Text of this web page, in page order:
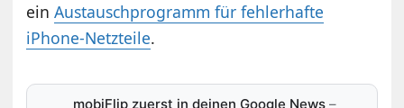
einAustauschprogramm für fehlerhafte
iPhone-Netzteile.
mobiFlip zuerst in deinen Google News –